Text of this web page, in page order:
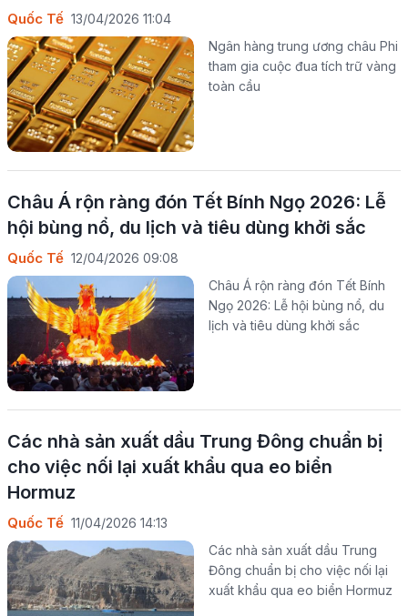
Quốc Tế 13/04/2026 11:04
Ngân hàng trung ương châu Phi
tham gia cuộc đua tích trữ vàng
toàn cầu
Châu Á rộn ràng đón Tết Bính Ngọ 2026: Lễ
hội bùng nổ, du lịch và tiêu dùng khởi sắc
Quốc Tế 12/04/2026 09:08
Châu Á rộn ràng đón Tết Bính
Ngọ 2026: Lễ hội bùng nổ, du
lịch và tiêu dùng khởi sắc
Các nhà sản xuất dầu Trung Đông chuẩn bị
cho việc nối lại xuất khẩu qua eo biển
Hormuz
Quốc Tế 11/04/2026 14:13
Các nhà sản xuất dầu Trung
Đông chuẩn bị cho việc nối lại
xuất khẩu qua eo biển Hormuz